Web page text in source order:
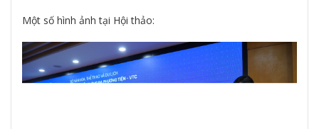
Một số hình ảnh tại Hội thảo: